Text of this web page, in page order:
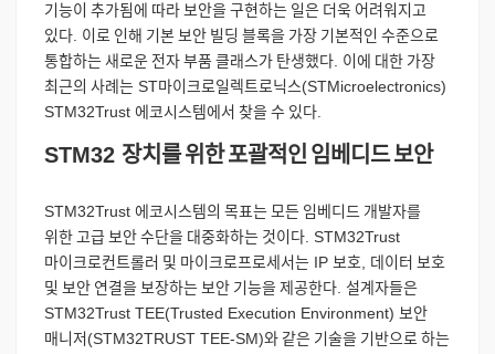
기능이 추가됨에 따라보안을구현하는 일은 더욱 어려워지고
있다. 이로 인해 기본보안 빌딩 블록을 가장 기본적인 수준으로
통합하는새로운 전자부품클래스가 탄생했다. 이에 대한 가장
최근의 사례는 ST마이크로일렉트로닉스(STMicroelectronics)
STM32Trust 에코시스템에서 찾을수 있다.
STM32 장치를위한포괄적인 임베디드보안
STM32Trust 에코시스템의 목표는모든 임베디드 개발자를
위한고급보안수단을 대중화하는 것이다. STM32Trust
마이크로컨트롤러 및 마이크로프로세서는 IP 보호, 데이터 보호
및 보안 연결을보장하는보안 기능을제공한다. 설계자들은
STM32Trust TEE(Trusted Execution Environment) 보안
매니저 (STM32TRUST TEE-SM)와 같은 기술을 기반으로하는